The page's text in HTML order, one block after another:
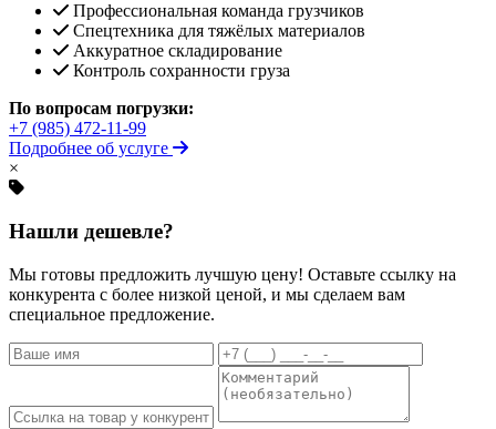
Профессиональная команда грузчиков
Спецтехника для тяжёлых материалов
Аккуратное складирование
Контроль сохранности груза
По вопросам погрузки:
+7 (985) 472-11-99
Подробнее об услуге
×
Нашли дешевле?
Мы готовы предложить лучшую цену! Оставьте ссылку на
конкурента с более низкой ценой, и мы сделаем вам
специальное предложение.